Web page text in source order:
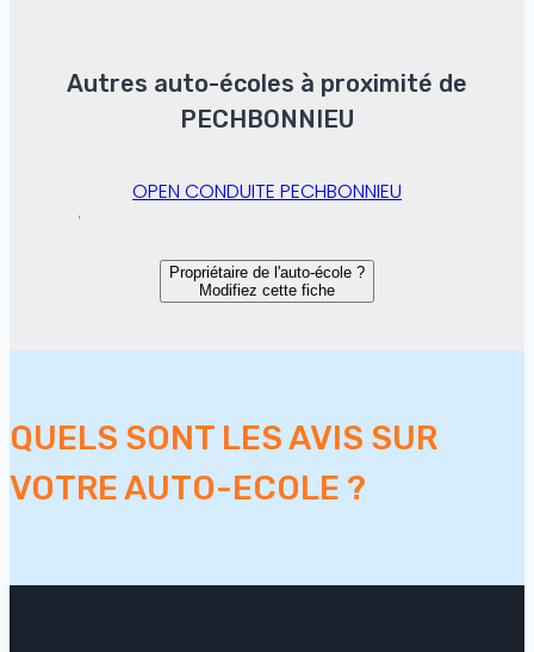
Autres auto-écoles à proximité de
PECHBONNIEU
OPEN CONDUITE PECHBONNIEU
Propriétaire de l'auto-école ?
Modifiez cette fiche
QUELS SONT LES AVIS SUR
VOTRE AUTO-ECOLE ?